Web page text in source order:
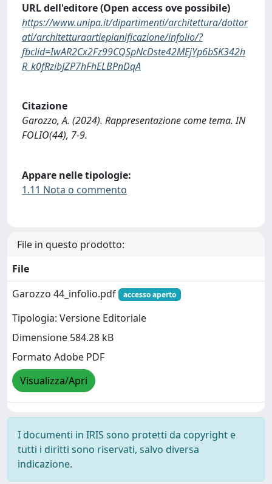
URL dell'editore (Open access ove possibile)
https://www.unipa.it/dipartimenti/architettura/dottor
ati/architetturaartiepianificazione/infolio/?
fbclid=IwAR2Cx2Fz99CQSpNcDste42MEjYp6bSK342h
R_k0fRzibJZP7hFhELBPnDqA
Citazione
Garozzo, A. (2024). Rappresentazione come tema. IN
FOLIO(44), 7-9.
Appare nelle tipologie:
1.11 Nota o commento
File in questo prodotto:
File
Garozzo 44_infolio.pdf
accesso aperto
Tipologia: Versione Editoriale
Dimensione 584.28 kB
Formato Adobe PDF
Visualizza/Apri
I documenti in IRIS sono protetti da copyright e
tutti i diritti sono riservati, salvo diversa
indicazione.